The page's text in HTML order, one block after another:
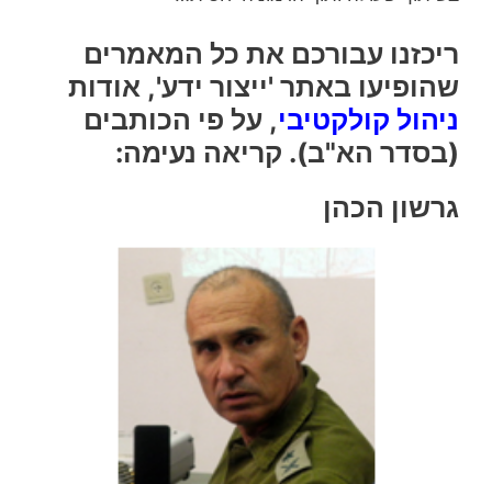
ריכזנו עבורכם את כל המאמרים
שהופיעו באתר 'ייצור ידע', אודות
ניהול קולקטיבי, על פי הכותבים
(בסדר הא"ב). קריאה נעימה:
גרשון הכהן